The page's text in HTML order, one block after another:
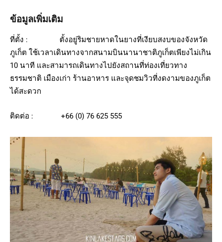
ข้อมูลเพิ่มเติม
ที่ตั้ง : ตั้งอยู่ริมชายหาดในยางที่เงียบสงบของจังหวัด
ภูเก็ต ใช้เวลาเดินทางจากสนามบินนานาชาติภูเก็ตเพียงไม่เกิน
10 นาที และสามารถเดินทางไปยังสถานที่ท่องเที่ยวทาง
ธรรมชาติ เมืองเก่า ร้านอาหาร และจุดชมวิวที่งดงามของภูเก็ต
ได้สะดวก
ติดต่อ : +66 (0) 76 625 555